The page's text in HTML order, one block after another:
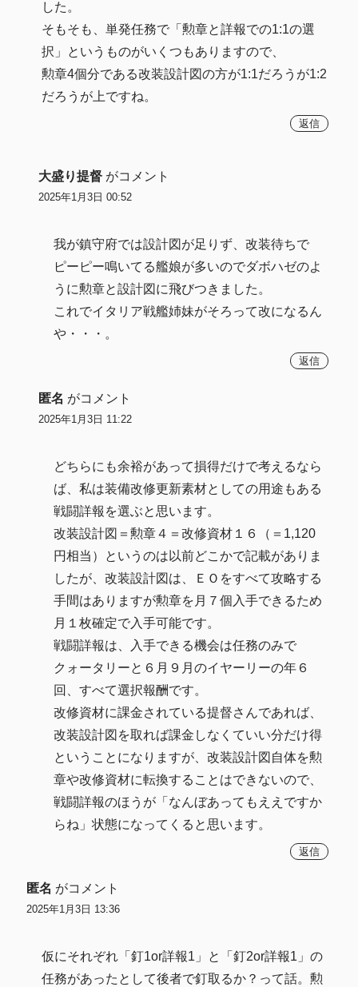
した。
そもそも、単発任務で「勲章と詳報での1:1の選
択」というものがいくつもありますので、
勲章4個分である改装設計図の方が1:1だろうが1:2
だろうが上ですね。
返信
大盛り提督 がコメント
2025年1月3日 00:52
我が鎮守府では設計図が足りず、改装待ちで
ピーピー鳴いてる艦娘が多いのでダボハゼのよ
うに勲章と設計図に飛びつきました。
これでイタリア戦艦姉妹がそろって改になるん
や・・・。
返信
匿名 がコメント
2025年1月3日 11:22
どちらにも余裕があって損得だけで考えるなら
ば、私は装備改修更新素材としての用途もある
戦闘詳報を選ぶと思います。
改装設計図＝勲章４＝改修資材１６（＝1,120
円相当）というのは以前どこかで記載がありま
したが、改装設計図は、ＥＯをすべて攻略する
手間はありますが勲章を月７個入手できるため
月１枚確定で入手可能です。
戦闘詳報は、入手できる機会は任務のみで
クォータリーと６月９月のイヤーリーの年６
回、すべて選択報酬です。
改修資材に課金されている提督さんであれば、
改装設計図を取れば課金しなくていい分だけ得
ということになりますが、改装設計図自体を勲
章や改修資材に転換することはできないので、
戦闘詳報のほうが「なんぼあってもええですか
らね」状態になってくると思います。
返信
匿名 がコメント
2025年1月3日 13:36
仮にそれぞれ「釘1or詳報1」と「釘2or詳報1」の
任務があったとして後者で釘取るか？って話。勲